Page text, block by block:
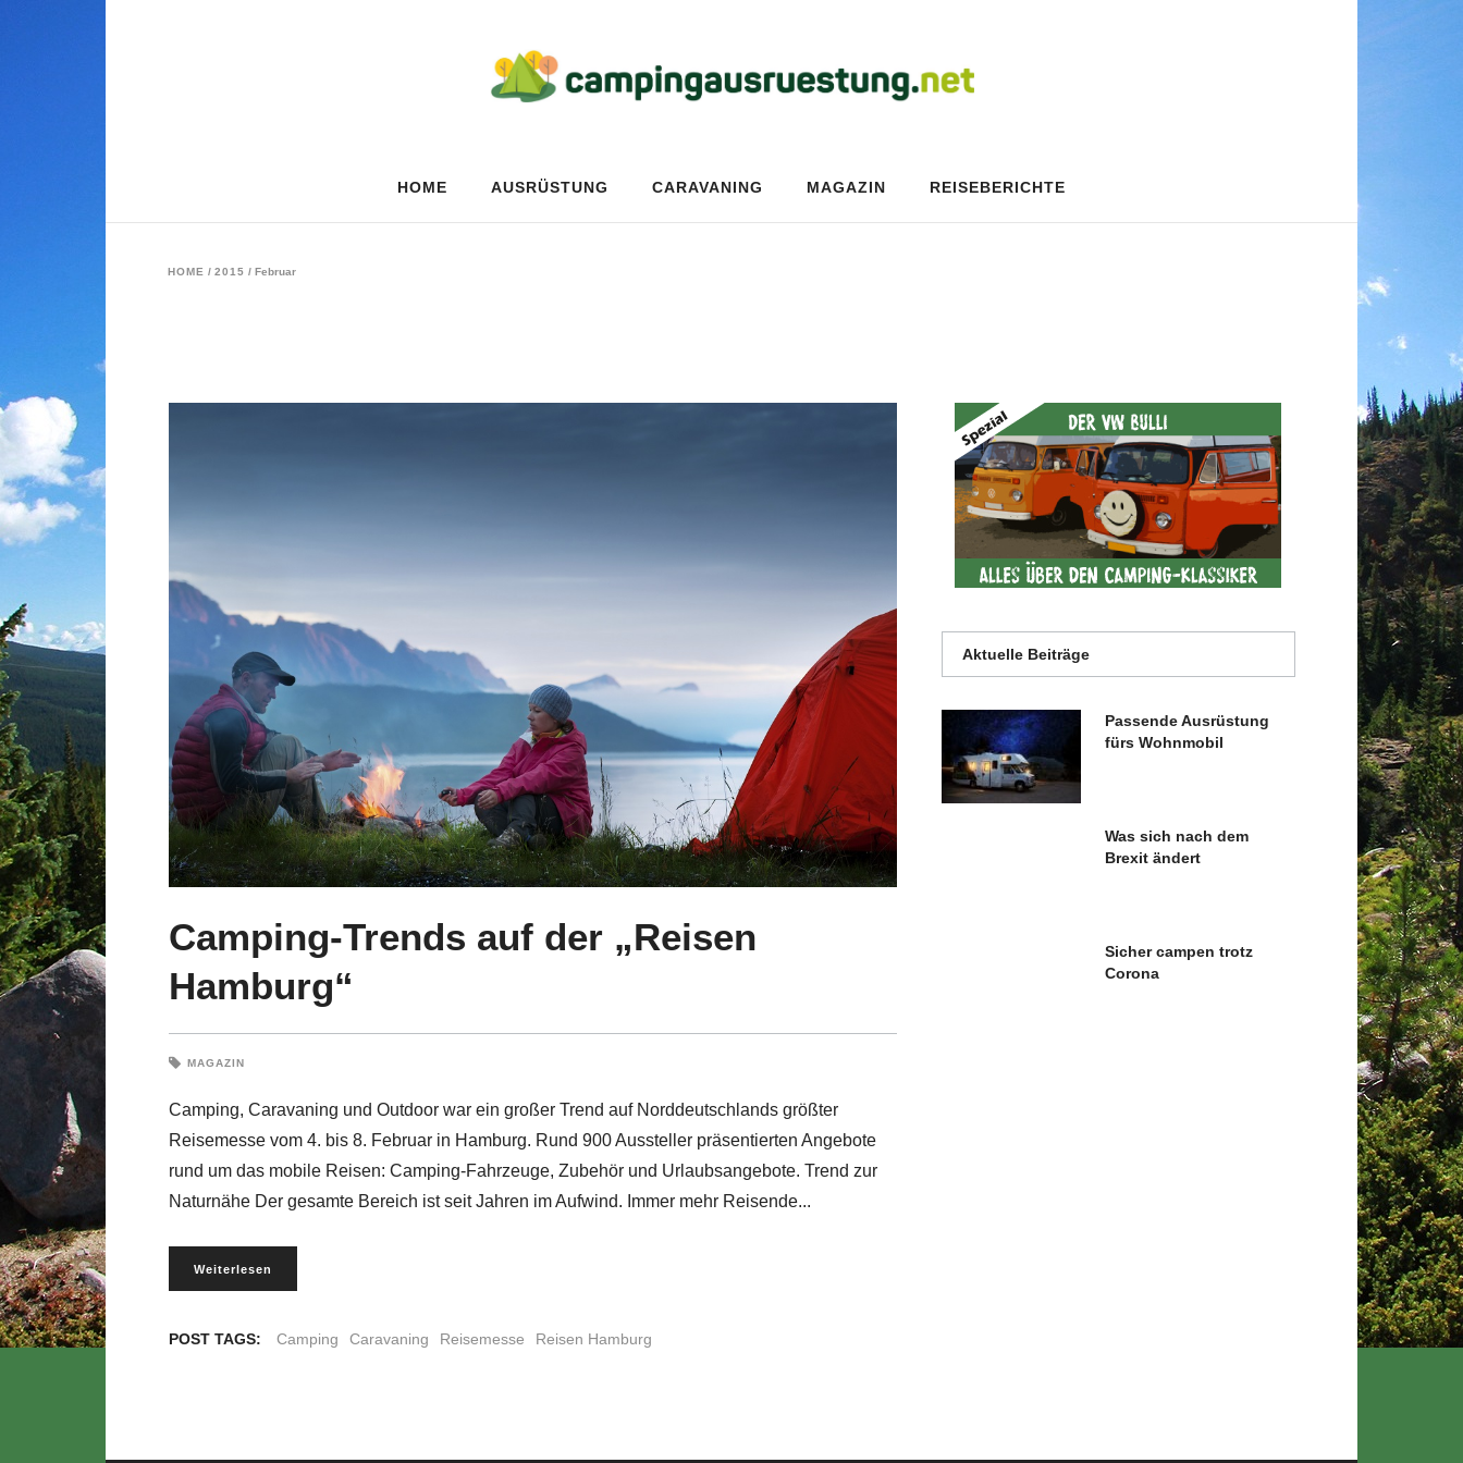
HOME AUSRÜSTUNG CARAVANING MAGAZIN REISEBERICHTE
HOME / 2015 / Februar
Camping-Trends auf der „Reisen
Hamburg“
MAGAZIN
Camping, Caravaning und Outdoor war ein großer Trend auf Norddeutschlands größter
Reisemesse vom 4. bis 8. Februar in Hamburg. Rund 900 Aussteller präsentierten Angebote
rund um das mobile Reisen: Camping-Fahrzeuge, Zubehör und Urlaubsangebote. Trend zur
Naturnähe Der gesamte Bereich ist seit Jahren im Aufwind. Immer mehr Reisende
Weiterlesen
POST TAGS: Camping Caravaning Reisemesse Reisen Hamburg
Aktuelle Beiträge
Passende Ausrüstung
fürs Wohnmobil
Was sich nach dem
Brexit ändert
Sicher campen trotz
Corona